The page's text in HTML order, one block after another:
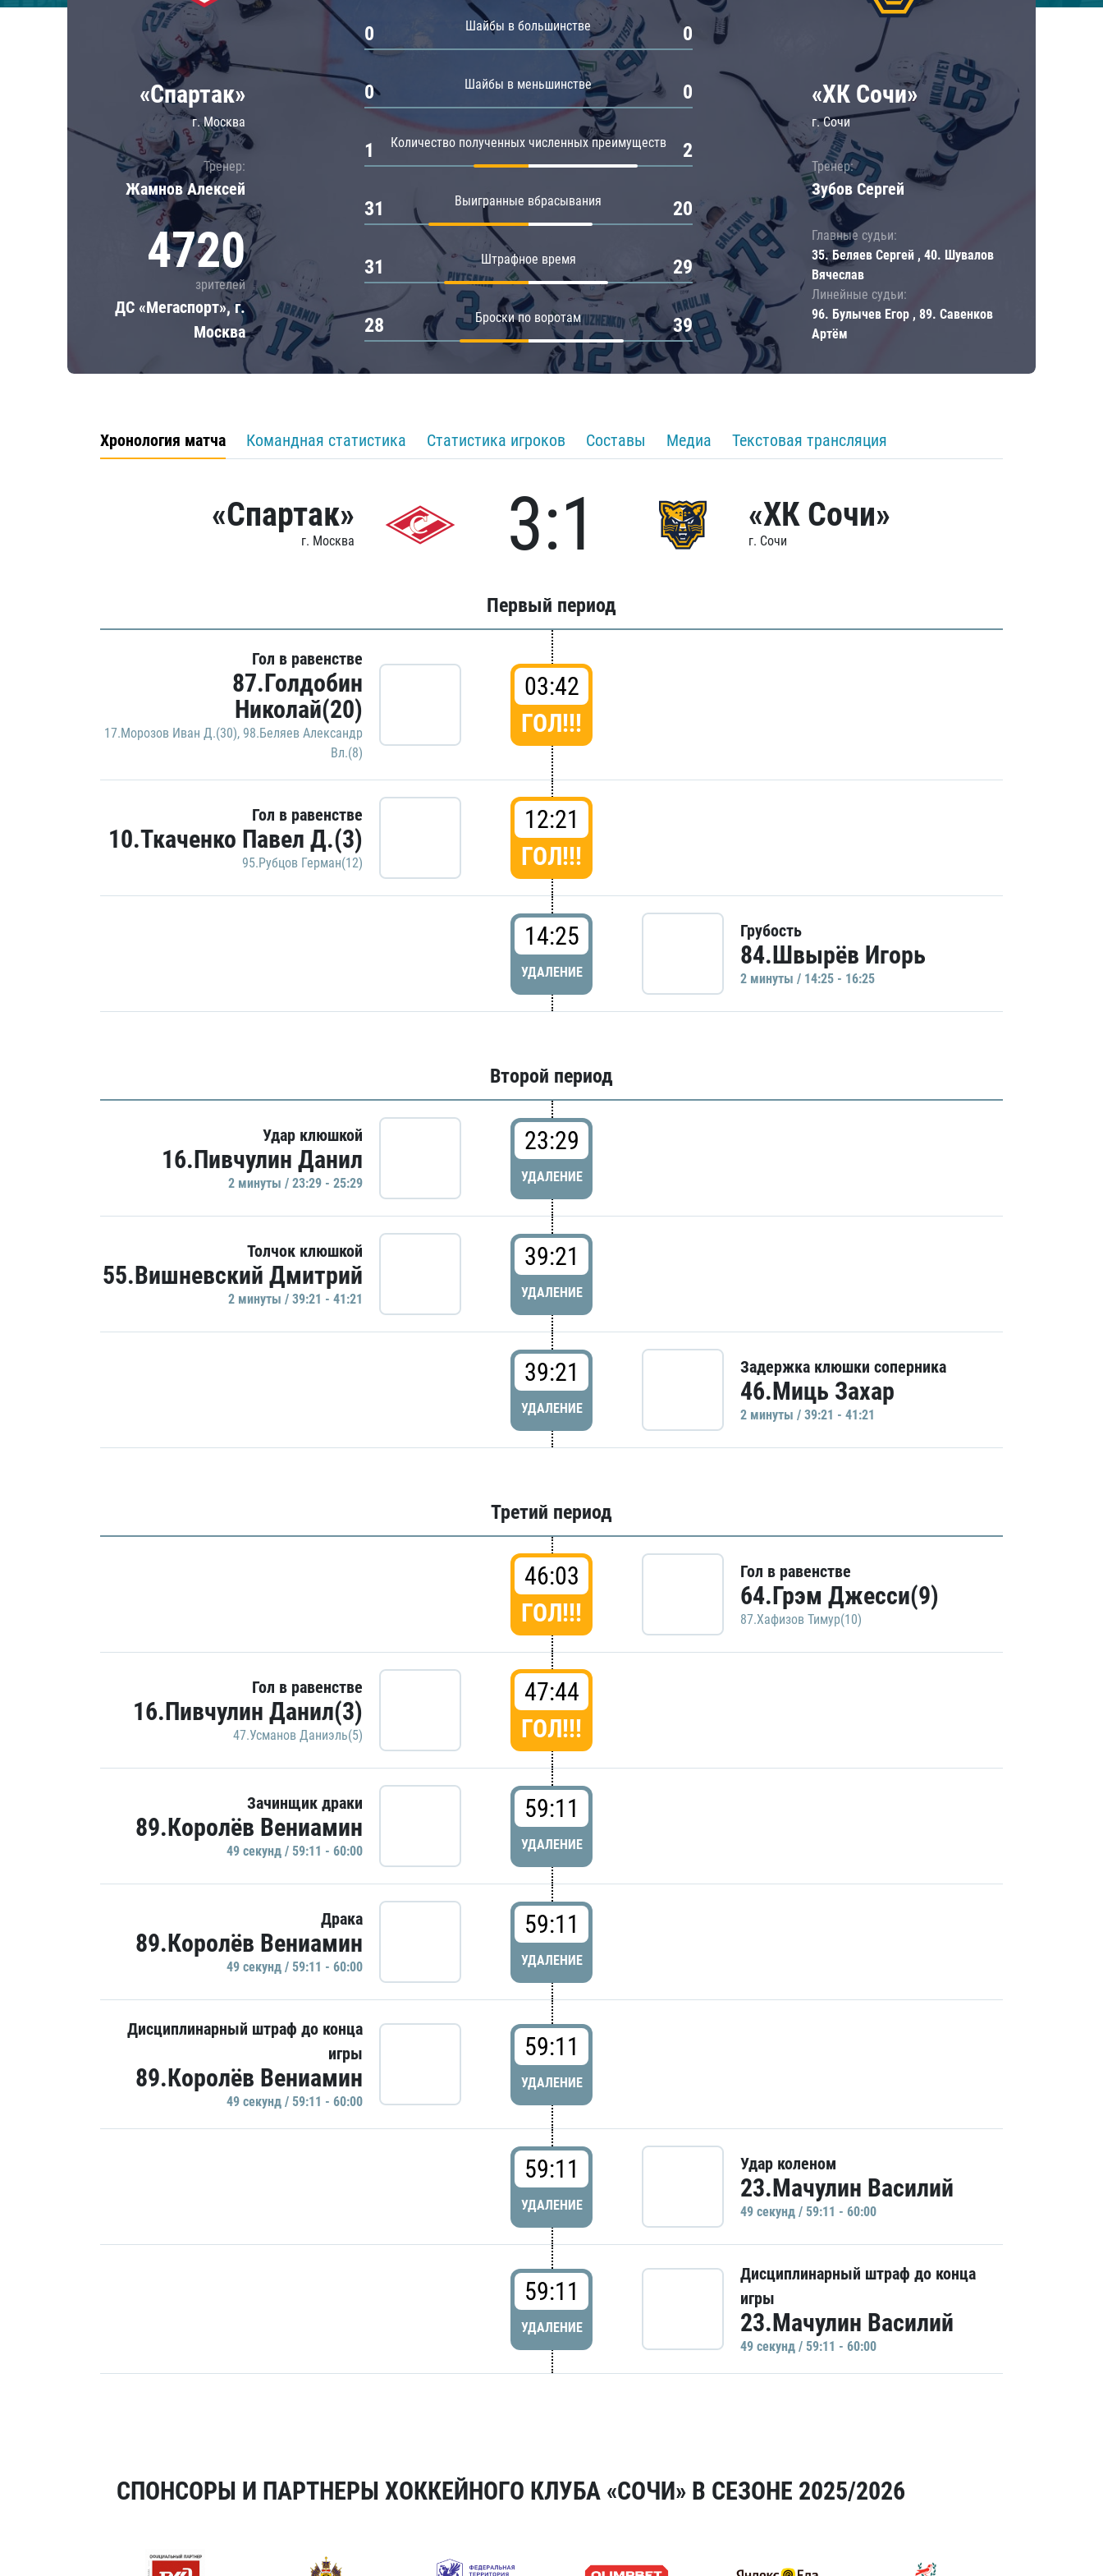
Локомотив
ЦСКА
Шанхайские Драконы
«Спартак»
г. Москва
Тренер:
Жамнов Алексей
4720
зрителей
ДС «Мегаспорт», г.
Москва
Шайбы в большинстве
0 0
Шайбы в меньшинстве
0 0
Количество полученных численных преимуществ
1 2
Выигранные вбрасывания
31 20
Штрафное время
31 29
Броски по воротам
28 39
«ХК Сочи»
г. Сочи
Тренер:
Зубов Сергей
Главные судьи:
35. Беляев Сергей , 40. Шувалов
Вячеслав
Линейные судьи:
96. Булычев Егор , 89. Савенков
Артём
Хронология матча Командная статистика Статистика игроков Составы Медиа Текстовая трансляция
«Спартак»
г. Москва 3:1 «ХК Сочи»
г. Сочи
Первый период
Гол в равенстве
87.Голдобин
Николай(20)
17.Морозов Иван Д.(30), 98.Беляев Александр
Вл.(8)
03:42
ГОЛ!!!
Гол в равенстве
10.Ткаченко Павел Д.(3)
95.Рубцов Герман(12)
12:21
ГОЛ!!!
14:25
УДАЛЕНИЕ
Грубость
84.Швырёв Игорь
2 минуты / 14:25 - 16:25
Второй период
Удар клюшкой
16.Пивчулин Данил
2 минуты / 23:29 - 25:29
23:29
УДАЛЕНИЕ
Толчок клюшкой
55.Вишневский Дмитрий
2 минуты / 39:21 - 41:21
39:21
УДАЛЕНИЕ
39:21
УДАЛЕНИЕ
Задержка клюшки соперника
46.Миць Захар
2 минуты / 39:21 - 41:21
Третий период
46:03
ГОЛ!!!
Гол в равенстве
64.Грэм Джесси(9)
87.Хафизов Тимур(10)
Гол в равенстве
16.Пивчулин Данил(3)
47.Усманов Даниэль(5)
47:44
ГОЛ!!!
Зачинщик драки
89.Королёв Вениамин
49 секунд / 59:11 - 60:00
59:11
УДАЛЕНИЕ
Драка
89.Королёв Вениамин
49 секунд / 59:11 - 60:00
59:11
УДАЛЕНИЕ
Дисциплинарный штраф до конца
игры
89.Королёв Вениамин
49 секунд / 59:11 - 60:00
59:11
УДАЛЕНИЕ
59:11
УДАЛЕНИЕ
Удар коленом
23.Мачулин Василий
49 секунд / 59:11 - 60:00
59:11
УДАЛЕНИЕ
Дисциплинарный штраф до конца
игры
23.Мачулин Василий
49 секунд / 59:11 - 60:00
СПОНСОРЫ И ПАРТНЕРЫ ХОККЕЙНОГО КЛУБА «СОЧИ» В СЕЗОНЕ 2025/2026